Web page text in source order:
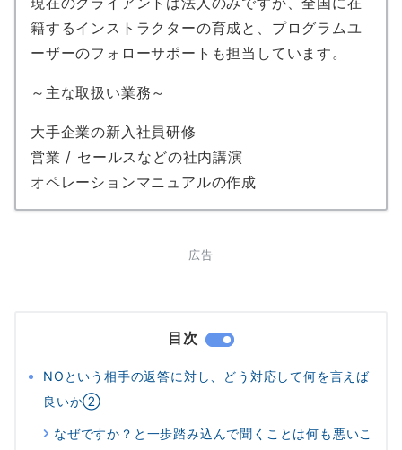
籍するインストラクターの育成と、プログラムユ
ーザーのフォローサポートも担当しています。
～主な取扱い業務～
大手企業の新入社員研修
営業 / セールスなどの社内講演
オペレーションマニュアルの作成
広告
目次
NOという相手の返答に対し、どう対応して何を言えば
良いか②
なぜですか？と一歩踏み込んで聞くことは何も悪いこ